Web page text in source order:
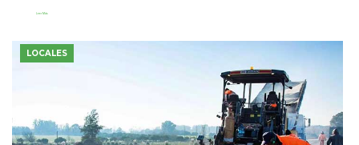
Leer Más
LOCALES